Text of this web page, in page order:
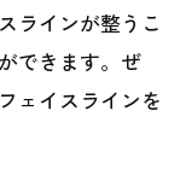
ラインが整うこ
できます。ぜ
ェイスラインを